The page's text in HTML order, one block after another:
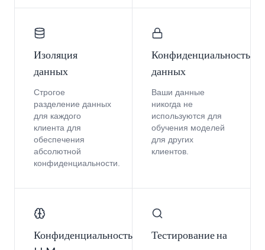
Изоляция
данных
Строгое
разделение данных
для каждого
клиента для
обеспечения
абсолютной
конфиденциальности.
Конфиденциальность
данных
Ваши данные
никогда не
используются для
обучения моделей
для других
клиентов.
Конфиденциальность
Тестирование на